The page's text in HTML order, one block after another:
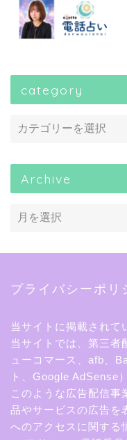
category
Archive
プライバシーポリ
当サイトに掲載されて
当サイトでは、第三者
ューコマース、afb、
ト、Google AdSense
このような広告配信事
品やサービスの広告を
へのアクセスに関する